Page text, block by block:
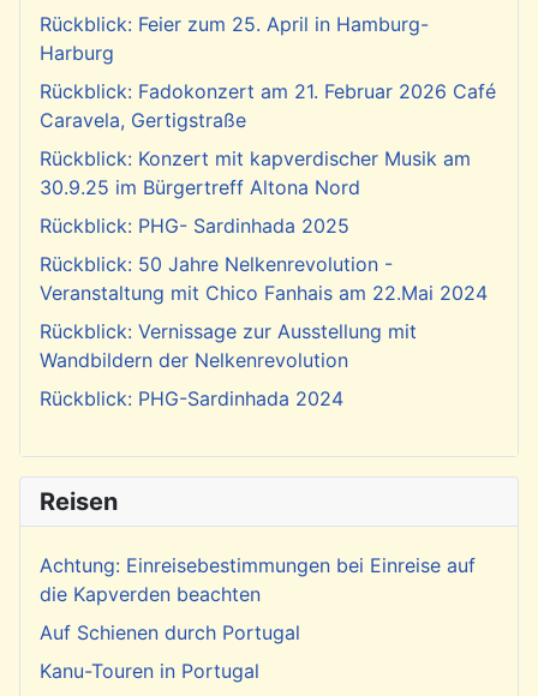
Rückblick: Feier zum 25. April in Hamburg-
Harburg
Rückblick: Fadokonzert am 21. Februar 2026 Café
Caravela, Gertigstraße
Rückblick: Konzert mit kapverdischer Musik am
30.9.25 im Bürgertreff Altona Nord
Rückblick: PHG- Sardinhada 2025
Rückblick: 50 Jahre Nelkenrevolution -
Veranstaltung mit Chico Fanhais am 22.Mai 2024
Rückblick: Vernissage zur Ausstellung mit
Wandbildern der Nelkenrevolution
Rückblick: PHG-Sardinhada 2024
Reisen
Achtung: Einreisebestimmungen bei Einreise auf
die Kapverden beachten
Auf Schienen durch Portugal
Kanu-Touren in Portugal